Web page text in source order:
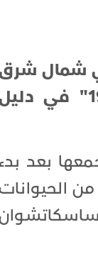
شمال
الولايات المتحدة لديها أجسام مضادة لفيروس "كوفيد -19" في
بعد